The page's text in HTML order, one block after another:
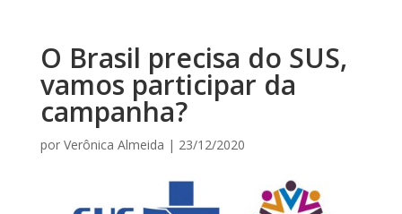
Canais
O Brasil precisa do SUS,
vamos participar da
campanha?
por Verônica Almeida | 23/12/2020